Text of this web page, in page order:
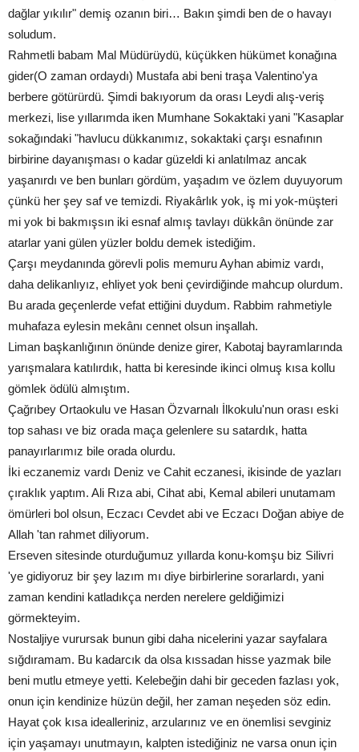
dağlar yıkılır" demiş ozanın biri… Bakın şimdi ben de o havayı
soludum.
Rahmetli babam Mal Müdürüydü, küçükken hükümet konağına
gider(O zaman ordaydı) Mustafa abi beni traşa Valentino'ya
berbere götürürdü. Şimdi bakıyorum da orası Leydi alış-veriş
merkezi, lise yıllarımda iken Mumhane Sokaktaki yani "Kasaplar
sokağındaki "havlucu dükkanımız, sokaktaki çarşı esnafının
birbirine dayanışması o kadar güzeldi ki anlatılmaz ancak
yaşanırdı ve ben bunları gördüm, yaşadım ve özlem duyuyorum
çünkü her şey saf ve temizdi. Riyakârlık yok, iş mi yok-müşteri
mi yok bi bakmışsın iki esnaf almış tavlayı dükkân önünde zar
atarlar yani gülen yüzler boldu demek istediğim.
Çarşı meydanında görevli polis memuru Ayhan abimiz vardı,
daha delikanlıyız, ehliyet yok beni çevirdiğinde mahcup olurdum.
Bu arada geçenlerde vefat ettiğini duydum. Rabbim rahmetiyle
muhafaza eylesin mekânı cennet olsun inşallah.
Liman başkanlığının önünde denize girer, Kabotaj bayramlarında
yarışmalara katılırdık, hatta bi keresinde ikinci olmuş kısa kollu
gömlek ödülü almıştım.
Çağrıbey Ortaokulu ve Hasan Özvarnalı İlkokulu'nun orası eski
top sahası ve biz orada maça gelenlere su satardık, hatta
panayırlarımız bile orada olurdu.
İki eczanemiz vardı Deniz ve Cahit eczanesi, ikisinde de yazları
çıraklık yaptım. Ali Rıza abi, Cihat abi, Kemal abileri unutamam
ömürleri bol olsun, Eczacı Cevdet abi ve Eczacı Doğan abiye de
Allah 'tan rahmet diliyorum.
Erseven sitesinde oturduğumuz yıllarda konu-komşu biz Silivri
'ye gidiyoruz bir şey lazım mı diye birbirlerine sorarlardı, yani
zaman kendini katladıkça nerden nerelere geldiğimizi
görmekteyim.
Nostaljiye vurursak bunun gibi daha nicelerini yazar sayfalara
sığdıramam. Bu kadarcık da olsa kıssadan hisse yazmak bile
beni mutlu etmeye yetti. Kelebeğin dahi bir geceden fazlası yok,
onun için kendinize hüzün değil, her zaman neşeden söz edin.
Hayat çok kısa idealleriniz, arzularınız ve en önemlisi sevginiz
için yaşamayı unutmayın, kalpten istediğiniz ne varsa onun için